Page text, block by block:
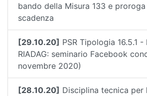
bando della Misura 133 e
scadenza
[29.10.20] PSR Tipologia 16.5.1
RIADAG: seminario Facebook
novembre 2020)
[28.10.20] Disciplina tecnica per